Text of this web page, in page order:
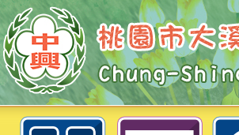
主旨： 台灣生態教育